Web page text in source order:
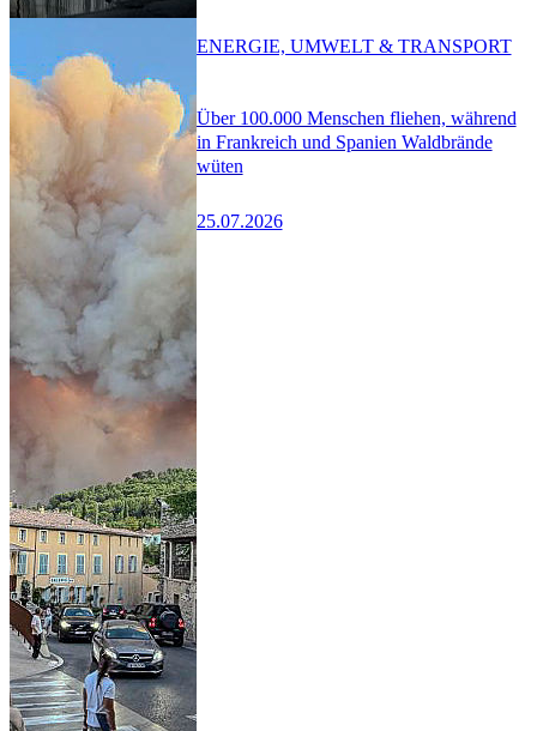
Über 100.000 Menschen fliehen, während
in Frankreich und Spanien Waldbrände
wüten
25.07.2026
ENERGIE, UMWELT & TRANSPORT